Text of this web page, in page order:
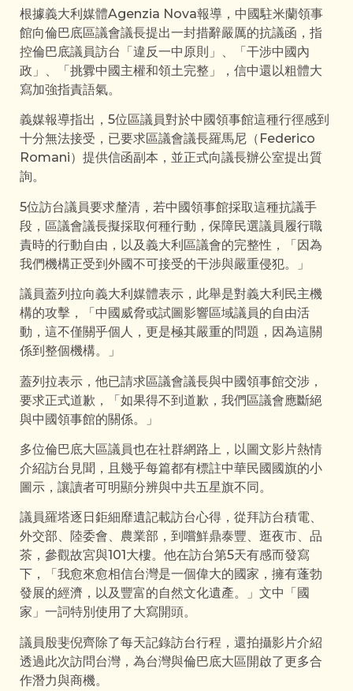
根據義大利媒體Agenzia Nova報導，中國駐米蘭領事
館向倫巴底區議會議長提出一封措辭嚴厲的抗議函，指
控倫巴底議員訪台「違反一中原則」、「干涉中國內
政」、「挑釁中國主權和領土完整」，信中還以粗體大
寫加強指責語氣。
義媒報導指出，5位區議員對於中國領事館這種行徑感到
十分無法接受，已要求區議會議長羅馬尼（Federico
Romani）提供信函副本，並正式向議長辦公室提出質
詢。
5位訪台議員要求釐清，若中國領事館採取這種抗議手
段，區議會議長擬採取何種行動，保障民選議員履行職
責時的行動自由，以及義大利區議會的完整性，「因為
我們機構正受到外國不可接受的干涉與嚴重侵犯。」
議員蓋列拉向義大利媒體表示，此舉是對義大利民主機
構的攻擊，「中國威脅或試圖影響區域議員的自由活
動，這不僅關乎個人，更是極其嚴重的問題，因為這關
係到整個機構。」
蓋列拉表示，他已請求區議會議長與中國領事館交涉，
要求正式道歉，「如果得不到道歉，我們區議會應斷絕
與中國領事館的關係。」
多位倫巴底大區議員也在社群網路上，以圖文影片熱情
介紹訪台見聞，且幾乎每篇都有標註中華民國國旗的小
圖示，讓讀者可明顯分辨與中共五星旗不同。
議員羅塔逐日鉅細靡遺記載訪台心得，從拜訪台積電、
外交部、陸委會、農業部，到嚐鮮鼎泰豐、逛夜市、品
茶，參觀故宮與101大樓。他在訪台第5天有感而發寫
下，「我愈來愈相信台灣是一個偉大的國家，擁有蓬勃
發展的經濟，以及豐富的自然文化遺產。」文中「國
家」一詞特別使用了大寫開頭。
議員殷斐倪齊除了每天記錄訪台行程，還拍攝影片介紹
透過此次訪問台灣，為台灣與倫巴底大區開啟了更多合
作潛力與商機。